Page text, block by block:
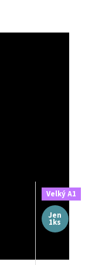
Velký A1
Jen
1ks